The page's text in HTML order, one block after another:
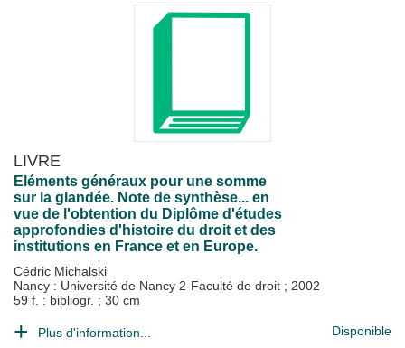
LIVRE
Eléments généraux pour une somme
sur la glandée. Note de synthèse... en
vue de l'obtention du Diplôme d'études
approfondies d'histoire du droit et des
institutions en France et en Europe.
Cédric Michalski
Nancy : Université de Nancy 2-Faculté de droit ; 2002
59 f. : bibliogr. ; 30 cm
Plus d'information... Disponible